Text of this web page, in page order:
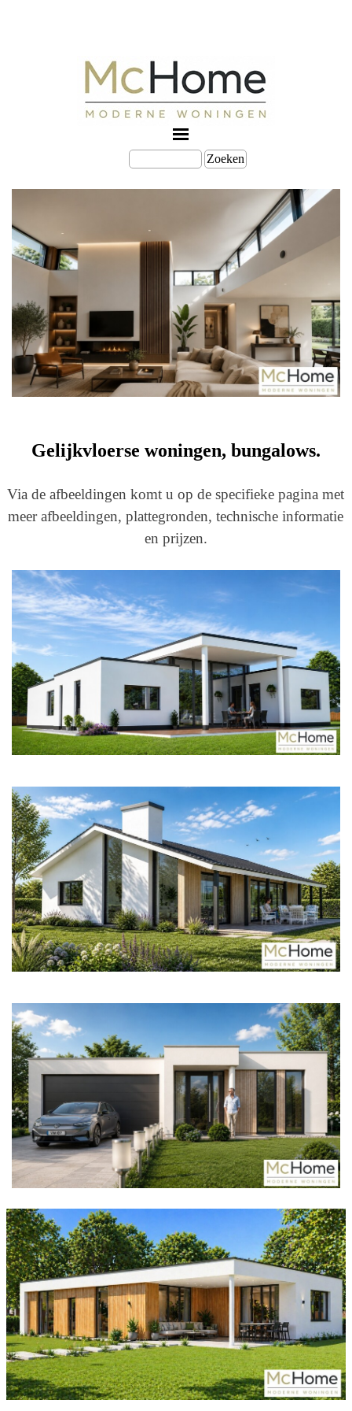
Zoeken
Gelijkvloerse woningen, bungalows.
Via de afbeeldingen komt u op de specifieke pagina met
meer afbeeldingen, plattegronden, technische informatie
en prijzen.